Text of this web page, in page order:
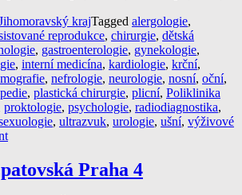
krajTagged alergologie,
reprodukce, chirurgie, dětská
, gastroenterologie, gynekologie,
, interní medicína, kardiologie, krční,
, nefrologie, neurologie, nosní, oční,
, plastická chirurgie, plicní, Poliklinika
proktologie, psychologie, radiodiagnostika,
, ultrazvuk, urologie, ušní, výživové
Praha 4